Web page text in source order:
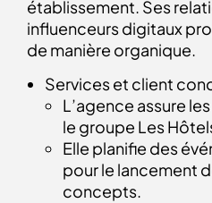
établissement. Ses
influenceurs digitaux
de manière organique.
Services et client
L’agence assure
le groupe Les
Elle planifie des
pour le lancement
concepts.